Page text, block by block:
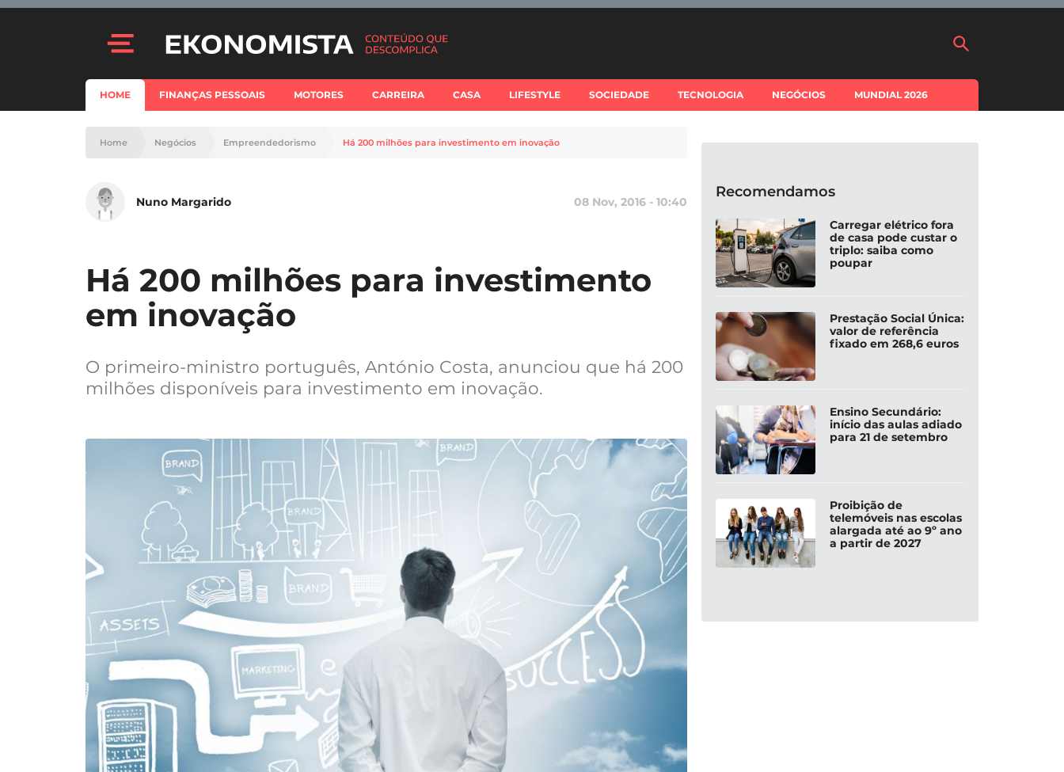
HOME FINANÇAS PESSOAIS MOTORES CARREIRA CASA LIFESTYLE SOCIEDADE TECNOLOGIA NEGÓCIOS MUNDIAL 2026
Home Negócios Empreendedorismo Há 200 milhões para investimento em inovação
Nuno Margarido 08 Nov, 2016 - 10:40
Há 200 milhões para investimento
em inovação
O primeiro-ministro português, António Costa, anunciou que há 200
milhões disponíveis para investimento em inovação.
Recomendamos
Carregar elétrico fora
de casa pode custar o
triplo: saiba como
poupar
Prestação Social Única:
valor de referência
fixado em 268,6 euros
Ensino Secundário:
início das aulas adiado
para 21 de setembro
Proibição de
telemóveis nas escolas
alargada até ao 9º ano
a partir de 2027